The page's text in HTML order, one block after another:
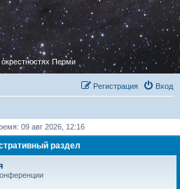
Перми
Вход
Регистрация
09 авг 2026, 12:16
раздел